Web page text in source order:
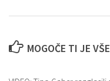
MOGOČE TI JE